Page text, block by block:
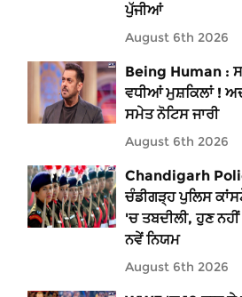
ਪੁੱਜੀਆਂ
August 6th 2026
Being Human :
ਵਧੀਆਂ ਮੁਸ਼ਕਿਲਾਂ !
ਸਮੇਤ ਨੋਟਿਸ ਜਾਰੀ
August 6th 2026
Chandigarh
ਚੰਡੀਗੜ੍ਹ ਪੁਲਿਸ
'ਚ ਤਬਦੀਲੀ, ਹੁਣ
ਨਵੇਂ ਨਿਯਮ
August 6th 2026